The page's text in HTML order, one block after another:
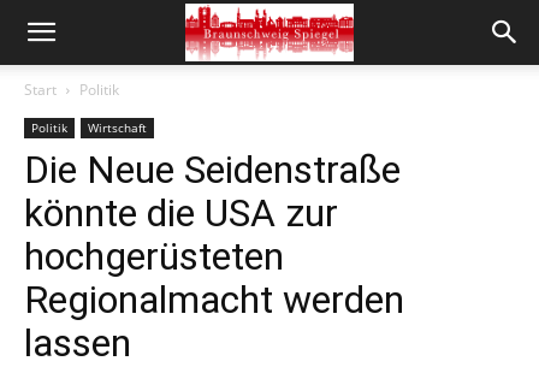
Start Politik
Politik Wirtschaft
Die Neue Seidenstraße
könnte die USA zur
hochgerüsteten
Regionalmacht werden
lassen